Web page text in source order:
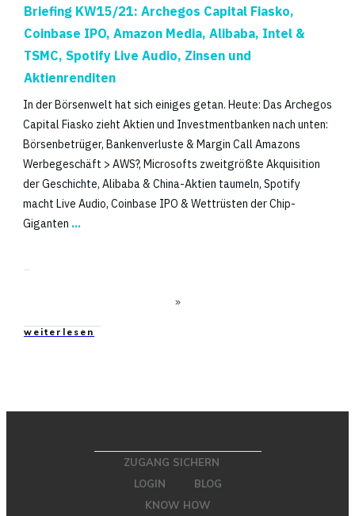
Briefing KW15/21: Archegos Capital Fiasko,
Coinbase IPO, Amazon Media, Alibaba, Intel &
TSMC, Spotify Live Audio, Zinsen und
Aktienrenditen
In der Börsenwelt hat sich einiges getan. Heute: Das Archegos
Capital Fiasko zieht Aktien und Investmentbanken nach unten:
Börsenbetrüger, Bankenverluste & Margin Call Amazons
Werbegeschäft > AWS?, Microsofts zweitgrößte Akquisition
der Geschichte, Alibaba & China-Aktien taumeln, Spotify
macht Live Audio, Coinbase IPO & Wettrüsten der Chip-
Giganten ...
weiterlesen
ZUGANG SICHERN
LOGIN
BLOG
KNOW HOW